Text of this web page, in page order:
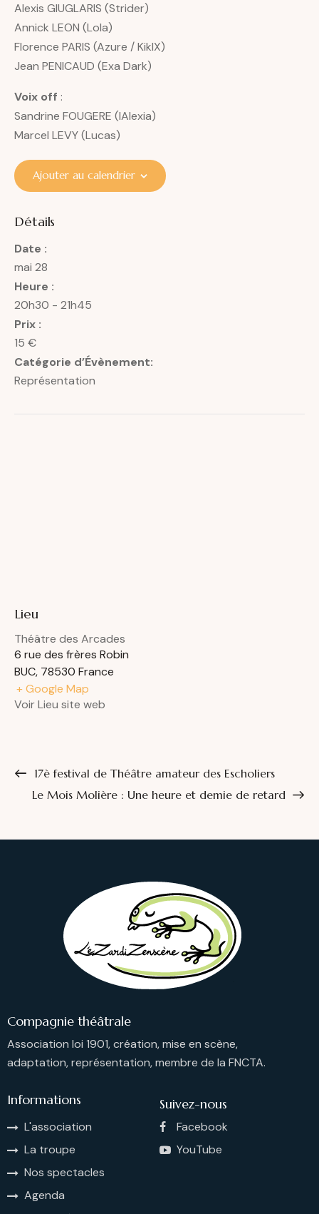
Alexis GIUGLARIS (Strider)
Annick LEON (Lola)
Florence PARIS (Azure / KikIX)
Jean PENICAUD (Exa Dark)
Voix off :
Sandrine FOUGERE (IAlexia)
Marcel LEVY (Lucas)
Ajouter au calendrier
Détails
Date :
mai 28
Heure :
20h30 - 21h45
Prix :
15 €
Catégorie d’Évènement:
Représentation
Lieu
Théâtre des Arcades
6 rue des frères Robin
BUC, 78530 France
+ Google Map
Voir Lieu site web
17è festival de Théâtre amateur des Escholiers
Le Mois Molière : Une heure et demie de retard
Compagnie théâtrale
Association loi 1901, création, mise en scène,
adaptation, représentation, membre de la FNCTA.
Informations
L'association
La troupe
Nos spectacles
Agenda
Suivez-nous
Facebook
YouTube